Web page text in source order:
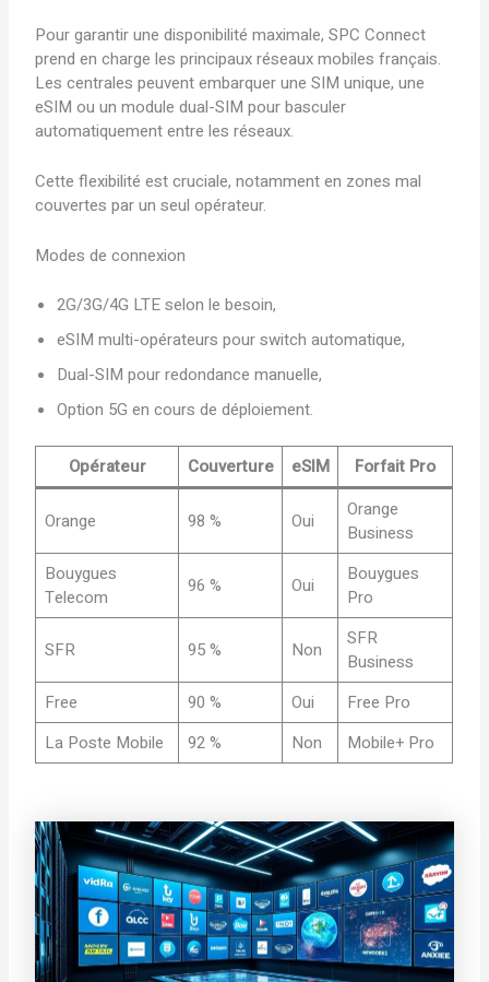
Pour garantir une disponibilité maximale, SPC Connect
prend en charge les principaux réseaux mobiles français.
Les centrales peuvent embarquer une SIM unique, une
eSIM ou un module dual-SIM pour basculer
automatiquement entre les réseaux.
Cette flexibilité est cruciale, notamment en zones mal
couvertes par un seul opérateur.
Modes de connexion
2G/3G/4G LTE selon le besoin,
eSIM multi-opérateurs pour switch automatique,
Dual-SIM pour redondance manuelle,
Option 5G en cours de déploiement.
Opérateur Couverture eSIM Forfait Pro
Orange 98 % Oui
Orange
Business
Bouygues
Telecom
96 % Oui
Bouygues
Pro
SFR 95 % Non
SFR
Business
Free
90 % Oui
Free Pro
La Poste Mobile
92 % Non Mobile+ Pro